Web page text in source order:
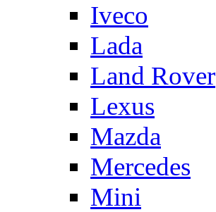
Iveco
Lada
Land Rover
Lexus
Mazda
Mercedes
Mini